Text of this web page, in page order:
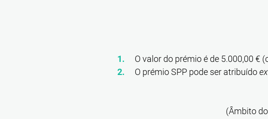
O valor do prémio é de 5.000,00 €
O prémio SPP pode ser atribuído
(Âmbito